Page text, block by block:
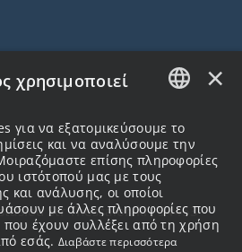
Str Thessaloniki , 54453
ENGLISH
×
χρησιμοποιεί
για να εξατομικεύσουμε το
και να αναλύσουμε την
επίσης πληροφορίες
ιστότοπού μας με τους
και ανάλυσης, οι οποίοι
με άλλες πληροφορίες που
που έχουν συλλέξει από τη χρήση
εσάς. Διαβάστε περισσότερα